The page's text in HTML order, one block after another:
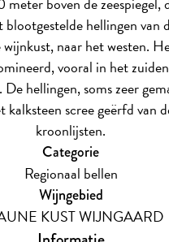
blootgestelde hellingen van
naar het westen.
vooral in het
hellingen, soms zeer
kalksteen scree geërfd van
kroonlijsten.
Categorie
Regionaal bellen
Wijngebied
KUST WIJNGAARD